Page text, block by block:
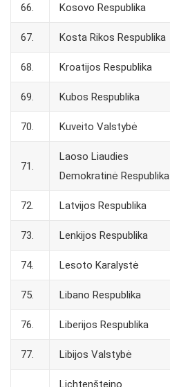
66. Kosovo Respublika
67. Kosta Rikos Respublika
68. Kroatijos Respublika
69. Kubos Respublika
70. Kuveito Valstybė
71.
Laoso Liaudies
Demokratinė Respublika
72. Latvijos Respublika
73. Lenkijos Respublika
74. Lesoto Karalystė
75. Libano Respublika
76. Liberijos Respublika
77. Libijos Valstybė
Lichtenšteino